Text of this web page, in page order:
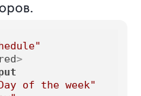
>
of the week"